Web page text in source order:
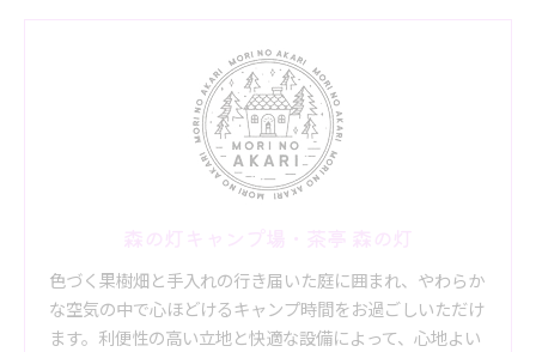
色づく果樹畑と手入れの行き届いた庭に囲まれ、やわらか
な空気の中で心ほどけるキャンプ時間をお過ごしいただけ
ます。利便性の高い立地と快適な設備によって、心地よい